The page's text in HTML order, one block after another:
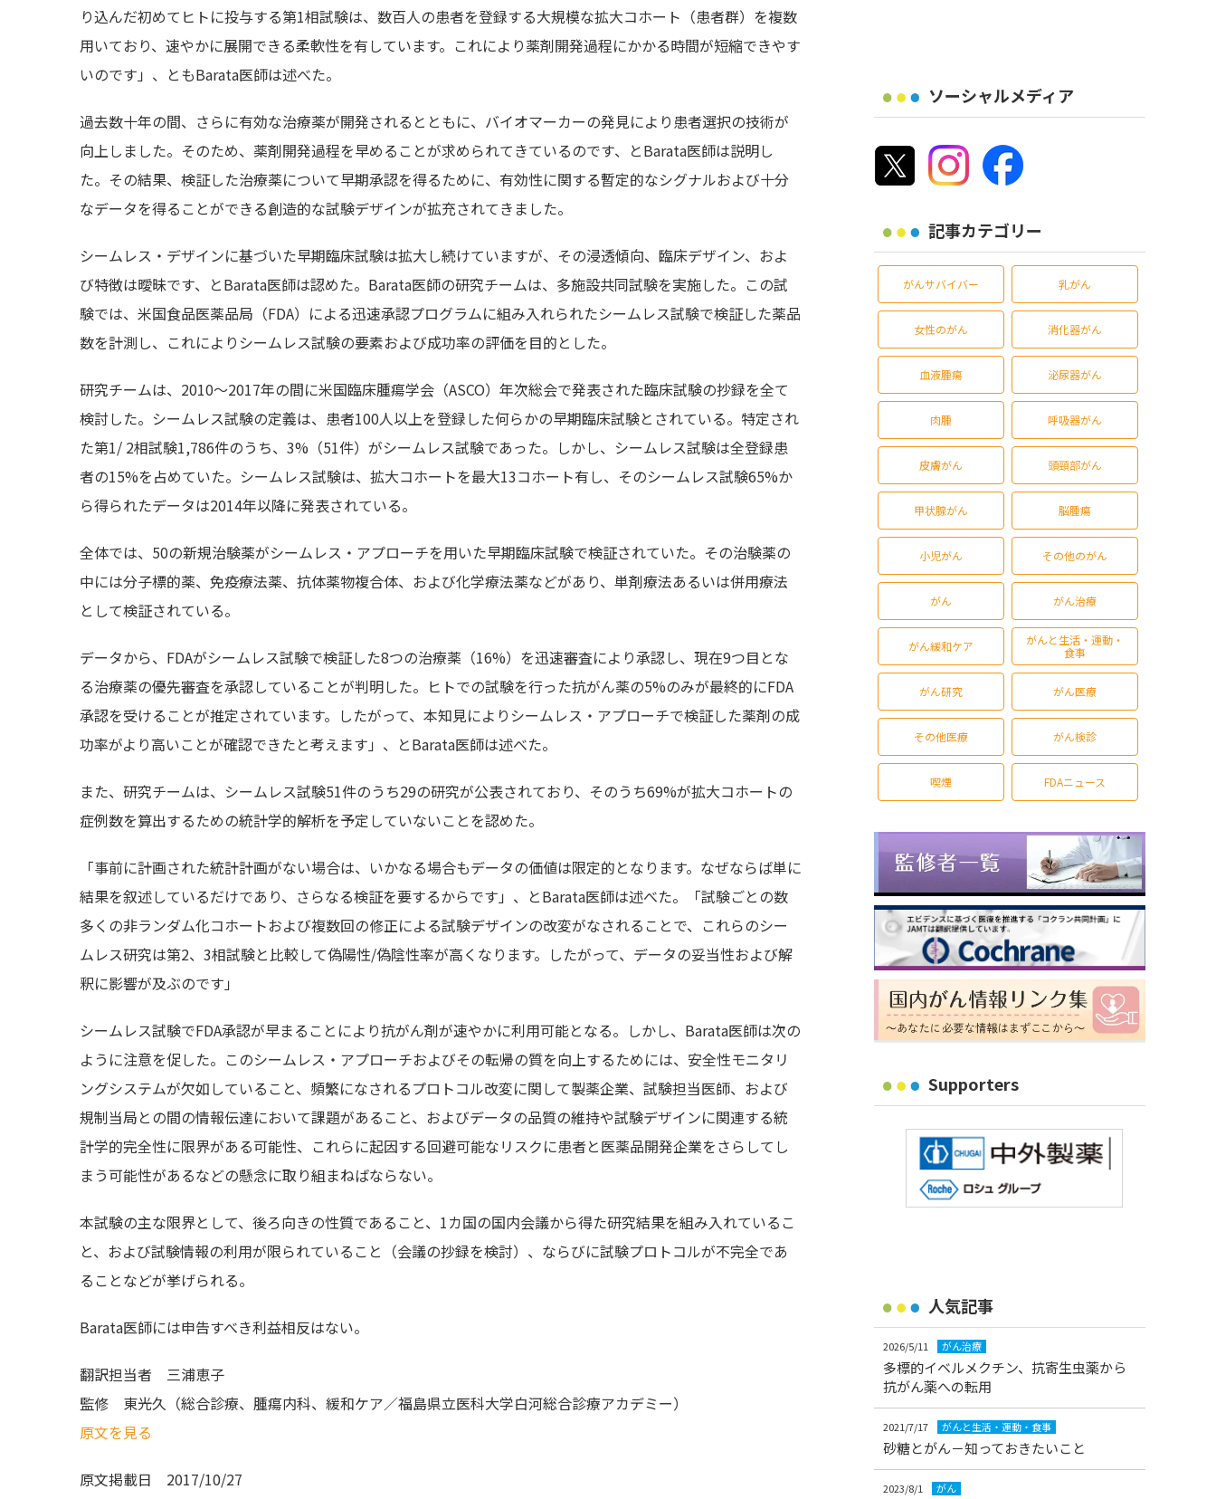
り込んだ初めてヒトに投与する第1相試験は、数百人の患者を登録する大規模な拡大コホート（患者群）を複数
用いており、速やかに展開できる柔軟性を有しています。これにより薬剤開発過程にかかる時間が短縮できやす
いのです」、ともBarata医師は述べた。
過去数十年の間、さらに有効な治療薬が開発されるとともに、バイオマーカーの発見により患者選択の技術が
向上しました。そのため、薬剤開発過程を早めることが求められてきているのです、とBarata医師は説明し
た。その結果、検証した治療薬について早期承認を得るために、有効性に関する暫定的なシグナルおよび十分
なデータを得ることができる創造的な試験デザインが拡充されてきました。
シームレス・デザインに基づいた早期臨床試験は拡大し続けていますが、その浸透傾向、臨床デザイン、およ
び特徴は曖昧です、とBarata医師は認めた。Barata医師の研究チームは、多施設共同試験を実施した。この試
験では、米国食品医薬品局（FDA）による迅速承認プログラムに組み入れられたシームレス試験で検証した薬品
数を計測し、これによりシームレス試験の要素および成功率の評価を目的とした。
研究チームは、2010～2017年の間に米国臨床腫瘍学会（ASCO）年次総会で発表された臨床試験の抄録を全て
検討した。シームレス試験の定義は、患者100人以上を登録した何らかの早期臨床試験とされている。特定され
た第1/ 2相試験1,786件のうち、3%（51件）がシームレス試験であった。しかし、シームレス試験は全登録患
者の15%を占めていた。シームレス試験は、拡大コホートを最大13コホート有し、そのシームレス試験65%か
ら得られたデータは2014年以降に発表されている。
全体では、50の新規治験薬がシームレス・アプローチを用いた早期臨床試験で検証されていた。その治験薬の
中には分子標的薬、免疫療法薬、抗体薬物複合体、および化学療法薬などがあり、単剤療法あるいは併用療法
として検証されている。
データから、FDAがシームレス試験で検証した8つの治療薬（16%）を迅速審査により承認し、現在9つ目とな
る治療薬の優先審査を承認していることが判明した。ヒトでの試験を行った抗がん薬の5%のみが最終的にFDA
承認を受けることが推定されています。したがって、本知見によりシームレス・アプローチで検証した薬剤の成
功率がより高いことが確認できたと考えます」、とBarata医師は述べた。
また、研究チームは、シームレス試験51件のうち29の研究が公表されており、そのうち69%が拡大コホートの
症例数を算出するための統計学的解析を予定していないことを認めた。
「事前に計画された統計計画がない場合は、いかなる場合もデータの価値は限定的となります。なぜならば単に
結果を叙述しているだけであり、さらなる検証を要するからです」、とBarata医師は述べた。「試験ごとの数
多くの非ランダム化コホートおよび複数回の修正による試験デザインの改変がなされることで、これらのシー
ムレス研究は第2、3相試験と比較して偽陽性/偽陰性率が高くなります。したがって、データの妥当性および解
釈に影響が及ぶのです」
シームレス試験でFDA承認が早まることにより抗がん剤が速やかに利用可能となる。しかし、Barata医師は次の
ように注意を促した。このシームレス・アプローチおよびその転帰の質を向上するためには、安全性モニタリ
ングシステムが欠如していること、頻繁になされるプロトコル改変に関して製薬企業、試験担当医師、および
規制当局との間の情報伝達において課題があること、およびデータの品質の維持や試験デザインに関連する統
計学的完全性に限界がある可能性、これらに起因する回避可能なリスクに患者と医薬品開発企業をさらしてし
まう可能性があるなどの懸念に取り組まねばならない。
本試験の主な限界として、後ろ向きの性質であること、1カ国の国内会議から得た研究結果を組み入れているこ
と、および試験情報の利用が限られていること（会議の抄録を検討）、ならびに試験プロトコルが不完全であ
ることなどが挙げられる。
Barata医師には申告すべき利益相反はない。
翻訳担当者 三浦恵子
監修 東光久（総合診療、腫瘍内科、緩和ケア／福島県立医科大学白河総合診療アカデミー）
原文を見る
原文掲載日 2017/10/27
ソーシャルメディア
記事カテゴリー
がんサバイバー 乳がん
女性のがん 消化器がん
血液腫瘍 泌尿器がん
肉腫 呼吸器がん
皮膚がん 頭頸部がん
甲状腺がん 脳腫瘍
小児がん その他のがん
がん がん治療
がん緩和ケア
がんと生活・運動・
食事
がん研究 がん医療
その他医療 がん検診
喫煙 FDAニュース
Supporters
人気記事
2026/5/11 がん治療
多標的イベルメクチン、抗寄生虫薬から
抗がん薬への転用
2021/7/17 がんと生活・運動・食事
砂糖とがん－知っておきたいこと
2023/8/1 がん